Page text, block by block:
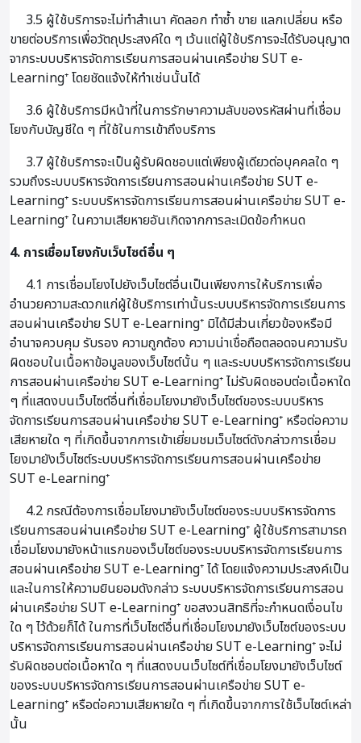
3.5 ผู้ใช้บริการจะไม่ทำสำเนา คัดลอก ทำซ้ำ ขาย แลกเปลี่ยน หรือ
ขายต่อบริการเพื่อวัตถุประสงค์ใด ๆ เว้นแต่ผู้ใช้บริการจะได้รับอนุญาต
จากระบบบริหารจัดการเรียนการสอนผ่านเครือข่าย SUT e-
Learning⁺ โดยชัดแจ้งให้ทำเช่นนั้นได้
3.6 ผู้ใช้บริการมีหน้าที่ในการรักษาความลับของรหัสผ่านที่เชื่อม
โยงกับบัญชีใด ๆ ที่ใช้ในการเข้าถึงบริการ
3.7 ผู้ใช้บริการจะเป็นผู้รับผิดชอบแต่เพียงผู้เดียวต่อบุคคลใด ๆ
รวมถึงระบบบริหารจัดการเรียนการสอนผ่านเครือข่าย SUT e-
Learning⁺ ระบบบริหารจัดการเรียนการสอนผ่านเครือข่าย SUT e-
Learning⁺ ในความเสียหายอันเกิดจากการละเมิดข้อกำหนด
4. การเชื่อมโยงกับเว็บไซต์อื่น ๆ
4.1 การเชื่อมโยงไปยังเว็บไซต์อื่นเป็นเพียงการให้บริการเพื่อ
อำนวยความสะดวกแก่ผู้ใช้บริการเท่านั้นระบบบริหารจัดการเรียนการ
สอนผ่านเครือข่าย SUT e-Learning⁺ มิได้มีส่วนเกี่ยวข้องหรือมี
อำนาจควบคุม รับรอง ความถูกต้อง ความน่าเชื่อถือตลอดจนความรับ
ผิดชอบในเนื้อหาข้อมูลของเว็บไซต์นั้น ๆ และระบบบริหารจัดการเรียน
การสอนผ่านเครือข่าย SUT e-Learning⁺ ไม่รับผิดชอบต่อเนื้อหาใด
ๆ ที่แสดงบนเว็บไซต์อื่นที่เชื่อมโยงมายังเว็บไซต์ของระบบบริหาร
จัดการเรียนการสอนผ่านเครือข่าย SUT e-Learning⁺ หรือต่อความ
เสียหายใด ๆ ที่เกิดขึ้นจากการเข้าเยี่ยมชมเว็บไซต์ดังกล่าวการเชื่อม
โยงมายังเว็บไซต์ระบบบริหารจัดการเรียนการสอนผ่านเครือข่าย
SUT e-Learning⁺
4.2 กรณีต้องการเชื่อมโยงมายังเว็บไซต์ของระบบบริหารจัดการ
เรียนการสอนผ่านเครือข่าย SUT e-Learning⁺ ผู้ใช้บริการสามารถ
เชื่อมโยงมายังหน้าแรกของเว็บไซต์ของระบบบริหารจัดการเรียนการ
สอนผ่านเครือข่าย SUT e-Learning⁺ ได้ โดยแจ้งความประสงค์เป็น
และในการให้ความยินยอมดังกล่าว ระบบบริหารจัดการเรียนการสอน
ผ่านเครือข่าย SUT e-Learning⁺ ขอสงวนสิทธิที่จะกำหนดเงื่อนไข
ใด ๆ ไว้ด้วยก็ได้ ในการที่เว็บไซต์อื่นที่เชื่อมโยงมายังเว็บไซต์ของระบบ
บริหารจัดการเรียนการสอนผ่านเครือข่าย SUT e-Learning⁺ จะไม่
รับผิดชอบต่อเนื้อหาใด ๆ ที่แสดงบนเว็บไซต์ที่เชื่อมโยงมายังเว็บไซต์
ของระบบบริหารจัดการเรียนการสอนผ่านเครือข่าย SUT e-
Learning⁺ หรือต่อความเสียหายใด ๆ ที่เกิดขึ้นจากการใช้เว็บไซต์เหล่า
นั้น